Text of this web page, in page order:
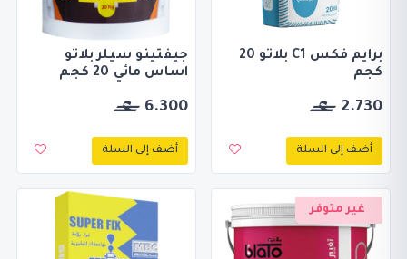
برايم فكس C1 بلاتو 20
كجم
2.730
أضف إلى السلة
جيفتينو سيلر بلاتو
اساس مائي 20 كجم
6.300
أضف إلى السلة
غير متوفر